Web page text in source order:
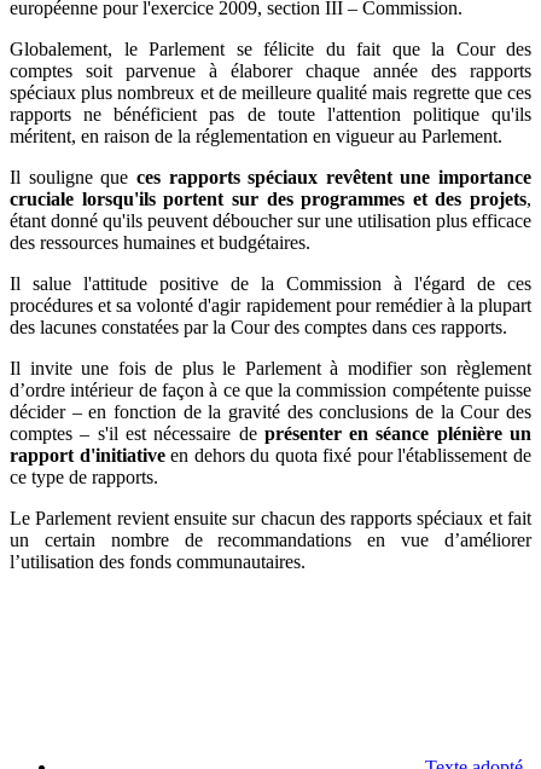
européenne pour l'exercice 2009, section III – Commission.
Globalement, le Parlement se félicite du fait que la Cour des
comptes soit parvenue à élaborer chaque année des rapports
spéciaux plus nombreux et de meilleure qualité mais regrette que ces
rapports ne bénéficient pas de toute l'attention politique qu'ils
méritent, en raison de la réglementation en vigueur au Parlement.
Il souligne que ces rapports spéciaux revêtent une importance
cruciale lorsqu'ils portent sur des programmes et des projets,
étant donné qu'ils peuvent déboucher sur une utilisation plus efficace
des ressources humaines et budgétaires.
Il salue l'attitude positive de la Commission à l'égard de ces
procédures et sa volonté d'agir rapidement pour remédier à la plupart
des lacunes constatées par la Cour des comptes dans ces rapports.
Il invite une fois de plus le Parlement à modifier son règlement
d’ordre intérieur de façon à ce que la commission compétente puisse
décider – en fonction de la gravité des conclusions de la Cour des
comptes – s'il est nécessaire de présenter en séance plénière un
rapport d'initiativeen dehors du quota fixé pour l'établissement de
ce type de rapports.
Le Parlement revient ensuite sur chacun des rapports spéciaux et fait
un certain nombre de recommandations en vue d’améliorer
l’utilisation des fonds communautaires.